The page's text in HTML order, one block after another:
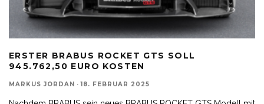
ERSTER BRABUS ROCKET GTS SOLL
945.762,50 EURO KOSTEN
MARKUS JORDAN · 18. FEBRUAR 2025